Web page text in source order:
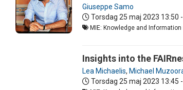
Giuseppe Samo
Torsdag 25 maj 2023 13:50
MIE: Knowledge and
Insights into the
Lea Michaelis, Michael
Torsdag 25 maj 2023 13:45